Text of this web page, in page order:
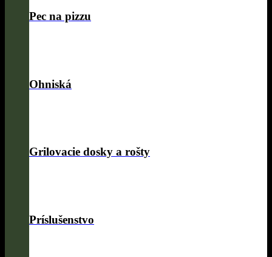
Pec na pizzu
Ohniská
Grilovacie dosky a rošty
Príslušenstvo